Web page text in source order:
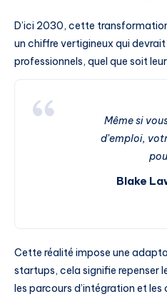
D’ici 2030, cette
un chiffre vertigineux qui
professionnels, quel que soit
Même si
d’emploi,
Blake
Cette réalité impose une
startups, cela signifie repenser
les parcours d’intégration et